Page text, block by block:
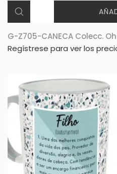
G-Z705-CANECA Colecc.
Regístrese para ver los